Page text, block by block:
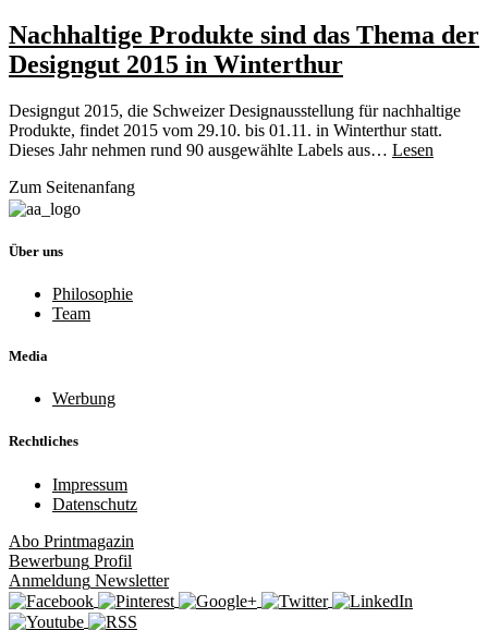
Nachhaltige Produkte sind das Thema der
Designgut 2015 in Winterthur
Designgut 2015, die Schweizer Designausstellung für nachhaltige
Produkte, findet 2015 vom 29.10. bis 01.11. in Winterthur statt.
Dieses Jahr nehmen rund 90 ausgewählte Labels aus… Lesen
Zum Seitenanfang
Über uns
Philosophie
Team
Media
Werbung
Rechtliches
Impressum
Datenschutz
Abo Printmagazin
Bewerbung Profil
Anmeldung Newsletter